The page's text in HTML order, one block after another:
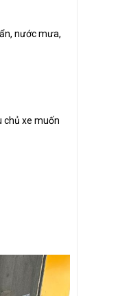
nước mưa,
chủ xe muốn